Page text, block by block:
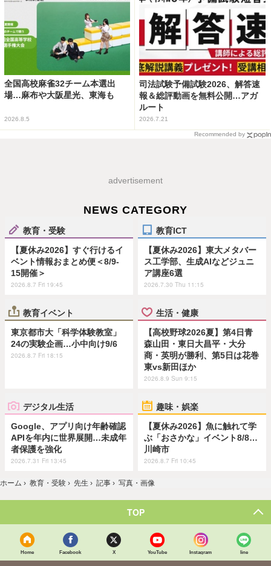
全国高校麻雀32チーム本選出
場…麻布や大阪星光、東海も
2026.8.5
司法試験予備試験2026、解答速
報＆総評動画を無料公開…アガ
ルート
2026.7.21
Recommended by
advertisement
NEWS CATEGORY
教育・受験
【夏休み2026】すぐ行けるイ
ベント情報おまとめ便＜8/9-
15開催＞
2026.8.7 Fri 19:45
教育ICT
【夏休み2026】東大メタバー
ス工学部、生成AIなどジュニ
ア講座6選
2026.7.30 Thu 11:15
教育イベント
東京都市大「科学体験教室」
24の実験企画…小中向け9/6
2026.8.7 Fri 18:15
生活・健康
【高校野球2026夏】第4日青
森山田・東日大昌平・大分
商・英明が勝利、第5日は花巻
東vs新田ほか
2026.8.9 Sun 9:15
デジタル生活
Google、アプリ向け年齢確認
APIを年内に世界展開…未成年
者保護を強化
2026.7.31 Fri 13:45
趣味・娯楽
【夏休み2026】魚に触れて学
ぶ「おさかな」イベント8/8…
川崎市
2026.8.7 Fri 10:45
ホーム › 教育・受験 › 先生 › 記事 › 写真・画像
TOP
Home Facebook X YouTube Instagram line